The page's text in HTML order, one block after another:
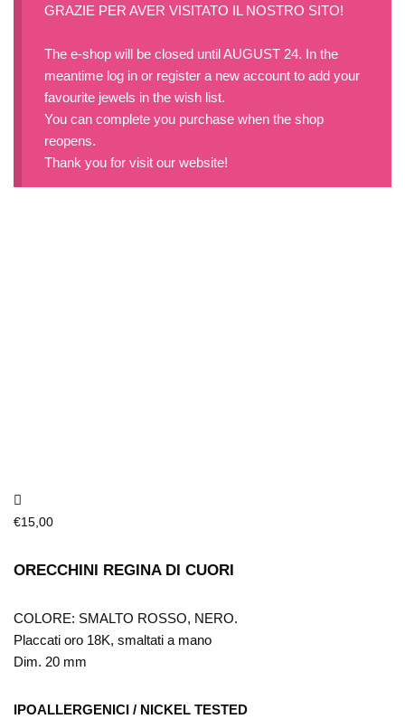
GRAZIE PER AVER VISITATO IL NOSTRO SITO!
The e-shop will be closed until AUGUST 24. In the
meantime log in or register a new account to add your
favourite jewels in the wish list.
You can complete you purchase when the shop
reopens.
Thank you for visit our website!
€15,00
ORECCHINI REGINA DI CUORI
COLORE: SMALTO ROSSO, NERO.
Placcati oro 18K, smaltati a mano
Dim. 20 mm
IPOALLERGENICI / NICKEL TESTED